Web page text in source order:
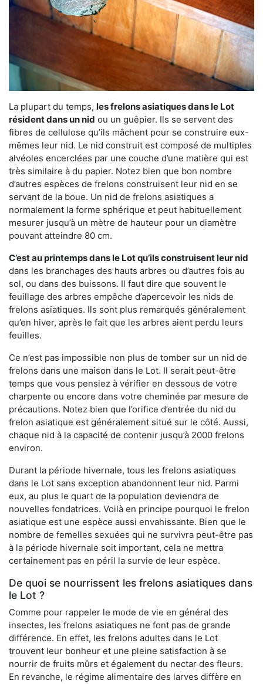
La plupart du temps, les frelons asiatiques dans le Lot
résident dans un nid ou un guêpier. Ils se servent des
fibres de cellulose qu’ils mâchent pour se construire eux-
mêmes leur nid. Le nid construit est composé de multiples
alvéoles encerclées par une couche d’une matière qui est
très similaire à du papier. Notez bien que bon nombre
d’autres espèces de frelons construisent leur nid en se
servant de la boue. Un nid de frelons asiatiques a
normalement la forme sphérique et peut habituellement
mesurer jusqu’à un mètre de hauteur pour un diamètre
pouvant atteindre 80 cm.
C’est au printemps dans le Lot qu’ils construisent leur nid
dans les branchages des hauts arbres ou d’autres fois au
sol, ou dans des buissons. Il faut dire que souvent le
feuillage des arbres empêche d’apercevoir les nids de
frelons asiatiques. Ils sont plus remarqués généralement
qu’en hiver, après le fait que les arbres aient perdu leurs
feuilles.
Ce n’est pas impossible non plus de tomber sur un nid de
frelons dans une maison dans le Lot. Il serait peut-être
temps que vous pensiez à vérifier en dessous de votre
charpente ou encore dans votre cheminée par mesure de
précautions. Notez bien que l’orifice d’entrée du nid du
frelon asiatique est généralement situé sur le côté. Aussi,
chaque nid à la capacité de contenir jusqu’à 2000 frelons
environ.
Durant la période hivernale, tous les frelons asiatiques
dans le Lot sans exception abandonnent leur nid. Parmi
eux, au plus le quart de la population deviendra de
nouvelles fondatrices. Voilà en principe pourquoi le frelon
asiatique est une espèce aussi envahissante. Bien que le
nombre de femelles sexuées qui ne survivra peut-être pas
à la période hivernale soit important, cela ne mettra
certainement pas en péril la survie de leur espèce.
De quoi se nourrissent les frelons asiatiques dans
le Lot ?
Comme pour rappeler le mode de vie en général des
insectes, les frelons asiatiques ne font pas de grande
différence. En effet, les frelons adultes dans le Lot
trouvent leur bonheur et une pleine satisfaction à se
nourrir de fruits mûrs et également du nectar des fleurs.
En revanche, le régime alimentaire des larves diffère en